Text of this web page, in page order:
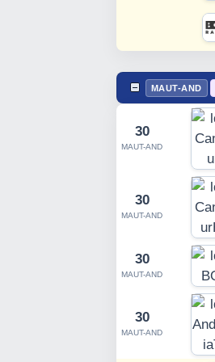
MAUT-AND
30
MAUT-AND
30
MAUT-AND
30
MAUT-AND
30
MAUT-AND